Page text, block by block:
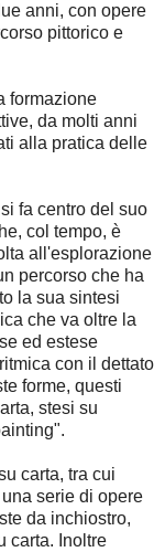
anni, con opere
pittorico e
formazione
da molti anni
alla pratica delle
fa centro del suo
col tempo, è
all'esplorazione
percorso che ha
la sua sintesi
che va oltre la
ed estese
con il dettato
forme, questi
stesi su
carta, tra cui
una serie di opere
da inchiostro,
carta. Inoltre